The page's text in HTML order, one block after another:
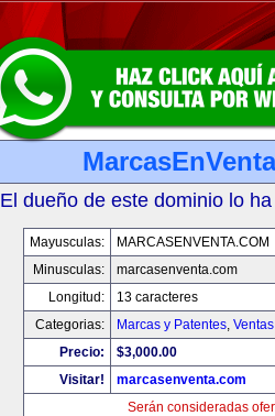
El dueño de este dominio lo
Mayusculas:
MARCASENVENTA.COM
Minusculas:
marcasenventa.com
Longitud:
13 caracteres
Categorias:
Marcas y Patentes,
Precio:
$3,000.00
Visitar!
marcasenventa.com
Serán consideradas